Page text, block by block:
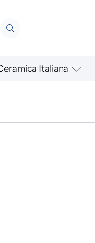
Italiana